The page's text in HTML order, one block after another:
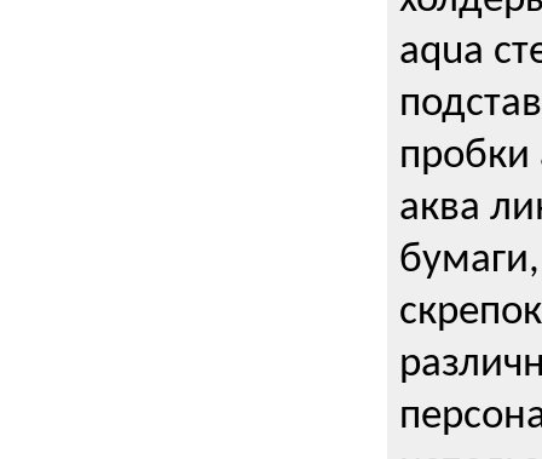
aqua
пробки
аква